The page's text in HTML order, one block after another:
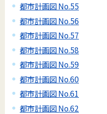
都市計画図 No.55
都市計画図 No.56
都市計画図 No.57
都市計画図 No.58
都市計画図 No.59
都市計画図 No.60
都市計画図 No.61
都市計画図 No.62